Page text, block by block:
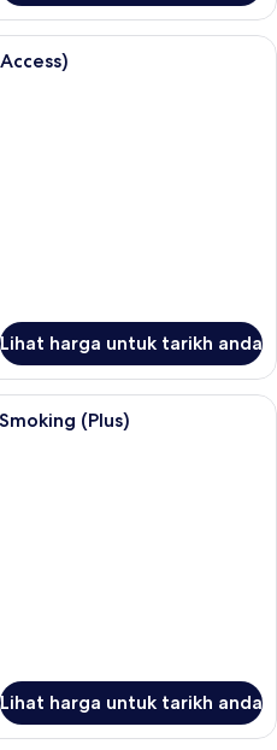
Superior Room (Club Lounge
Lihat harga untuk tarikh anda
1 bilik tidur, peti besi dalam bilik,
(Plus)
Lihat harga untuk tarikh anda